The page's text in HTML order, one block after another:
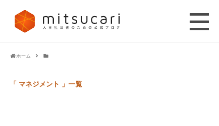
ホーム
「 マネジメント 」一覧